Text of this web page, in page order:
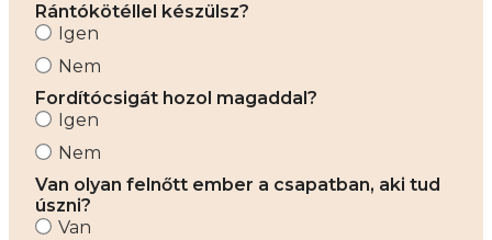
Rántókötéllel készülsz?
Igen
Nem
Fordítócsigát hozol magaddal?
Igen
Nem
Van olyan felnőtt ember a csapatban, aki tud
úszni?
Van